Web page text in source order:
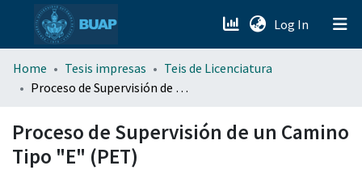
Log In (current)
menu.section.about_menu
Home Tesis impresas
Teis de Licenciatura
Proceso de Supervisión de un Camino Tipo "E" (PET)
Proceso de Supervisión de un Camino
Tipo "E" (PET)